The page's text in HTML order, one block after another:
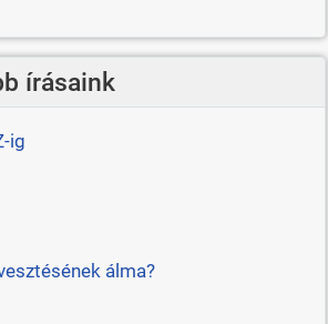
írásaink
ig
álma?